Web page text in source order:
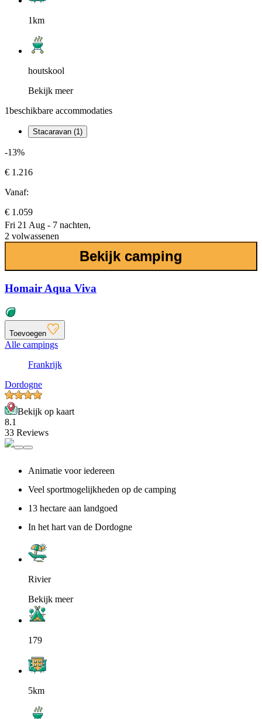
1km
houtskool
Bekijk meer
1beschikbare accommodaties
Stacaravan (1)
-13%
€ 1.216
Vanaf:
€ 1.059
Fri 21 Aug - 7 nachten,
2 volwassenen
Bekijk camping
Homair Aqua Viva
Toevoegen
Alle campings
Frankrijk
Dordogne
Bekijk op kaart
8.1
33 Reviews
Animatie voor iedereen
Veel sportmogelijkheden op de camping
13 hectare aan landgoed
In het hart van de Dordogne
Rivier
Bekijk meer
179
5km